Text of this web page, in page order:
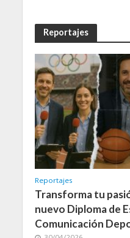
Reportajes
Reportajes
Transforma tu
nuevo Diploma de
Comunicación